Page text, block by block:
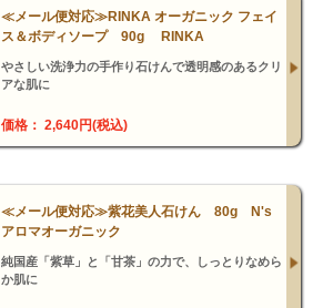
≪メール便対応≫RINKA オーガニック フェイ
ス＆ボディソープ 90g RINKA
やさしい洗浄力の手作り石けんで透明感のあるクリ
アな肌に
価格： 2,640円(税込)
≪メール便対応≫紫花美人石けん 80g N's
アロマオーガニック
純国産「紫草」と「甘茶」の力で、しっとりなめら
か肌に